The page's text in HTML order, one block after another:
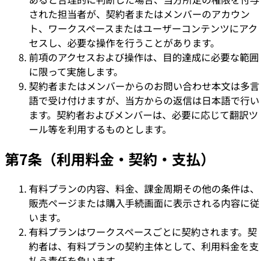
された担当者が、契約者またはメンバーのアカウン
ト、ワークスペースまたはユーザーコンテンツにアク
セスし、必要な操作を行うことがあります。
前項のアクセスおよび操作は、目的達成に必要な範囲
に限って実施します。
契約者またはメンバーからのお問い合わせ本文は多言
語で受け付けますが、当方からの返信は日本語で行い
ます。契約者およびメンバーは、必要に応じて翻訳ツ
ール等を利用するものとします。
第7条（利用料金・契約・支払）
有料プランの内容、料金、課金周期その他の条件は、
販売ページまたは購入手続画面に表示される内容に従
います。
有料プランはワークスペースごとに契約されます。契
約者は、有料プランの契約主体として、利用料金を支